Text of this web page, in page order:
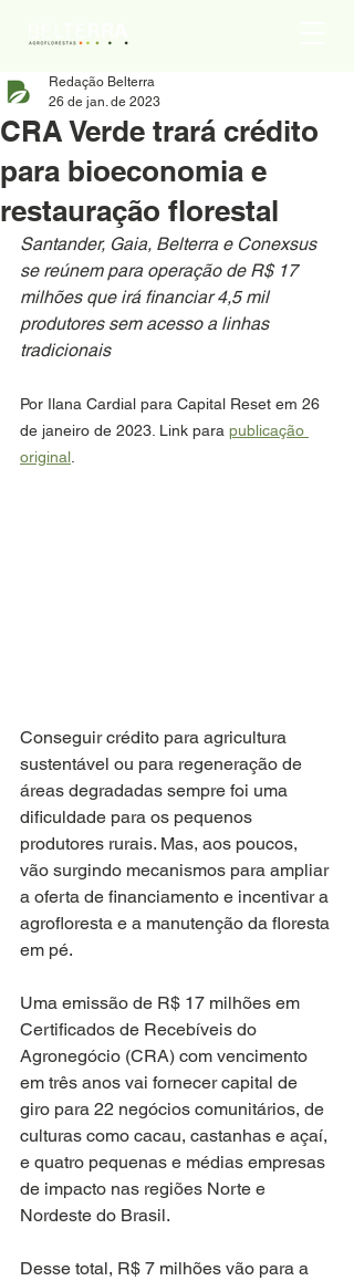
CRA Verde trará crédito
para bioeconomia e
restauração florestal
Redação Belterra
26 de jan. de 2023
Santander, Gaia, Belterra e Conexsus
se reúnem para operação de R$ 17
milhões que irá financiar 4,5 mil
produtores sem acesso a linhas
tradicionais
Por Ilana Cardial para Capital Reset em 26
de janeiro de 2023. Link para publicação
original
Conseguir crédito para agricultura
sustentável ou para regeneração de
áreas degradadas sempre foi uma
dificuldade para os pequenos
produtores rurais. Mas, aos poucos,
vão surgindo mecanismos para ampliar
a oferta de financiamento e incentivar a
agrofloresta e a manutenção da floresta
em pé.
Uma emissão de R$ 17 milhões em
Certificados de Recebíveis do
Agronegócio (CRA) com vencimento
em três anos vai fornecer capital de
giro para 22 negócios comunitários, de
culturas como cacau, castanhas e açaí,
e quatro pequenas e médias empresas
de impacto nas regiões Norte e
Nordeste do Brasil.
Desse total, R$ 7 milhões vão para a